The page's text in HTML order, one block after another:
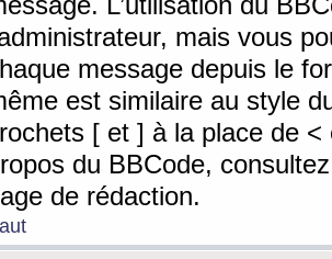
mais vous
message depuis le
est similaire au style
[ et ] à la place de <
du BBCode,
de rédaction.